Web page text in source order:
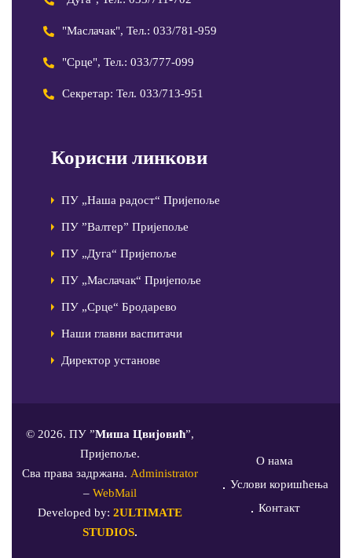
"Маслачак", Тел.: 033/781-959
"Срце", Тел.: 033/777-099
Секретар: Тел. 033/713-951
Корисни линкови
ПУ „Наша радост“ Пријепоље
ПУ ”Валтер” Пријепоље
ПУ „Дуга“ Пријепоље
ПУ „Маслачак“ Пријепоље
ПУ „Срце“ Бродарево
Наши главни васпитачи
Директор установе
© 2026. ПУ ”Миша Цвијовић”,
Пријепоље.
Сва права задржана. Administrator
–WebMail
Developed by: 2ULTIMATE
STUDIOS.
О нама
Услови коришћења
Контакт